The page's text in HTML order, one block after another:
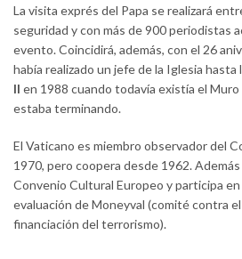
La visita exprés del Papa se realizará
seguridad y con más de 900 periodistas
evento. Coincidirá, además, con el 26
había realizado un jefe de la Iglesia hasta
II en 1988 cuando todavía existía el Muro
estaba terminando.
El Vaticano es miembro observador del
1970, pero coopera desde 1962.
Convenio Cultural Europeo y participa
evaluación de Moneyval (comité contra
financiación del terrorismo).